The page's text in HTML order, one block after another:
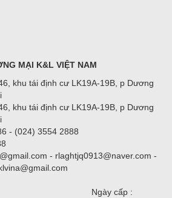
MẠI K&L VIỆT NAM
khu tái định cư LK19A-19B, p Dương
khu tái định cư LK19A-19B, p Dương
- (024) 3554 2888
- rlaghtjq0913@naver.com -
Ngày cấp :